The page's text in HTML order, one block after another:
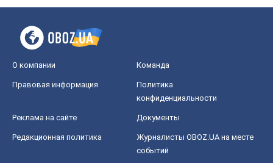
О компании Команда
Правовая информация
Политика
конфиденциальности
Реклама на сайте Документы
Редакционная политика
Журналисты OBOZ.UA на месте
событий